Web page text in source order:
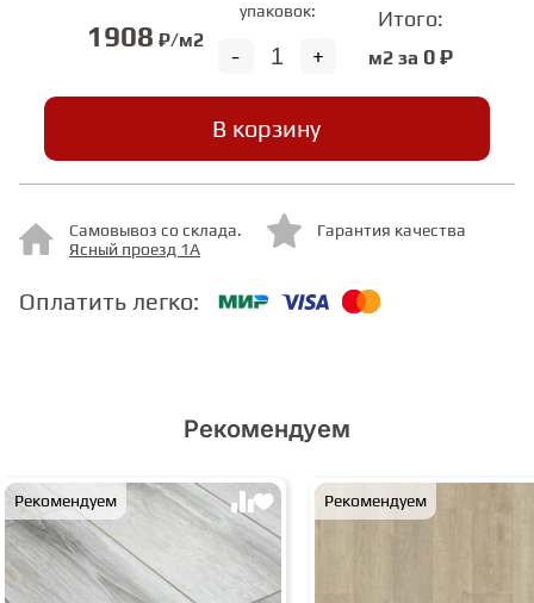
ИНЖЕНЕРНЫЙ МОДУЛЬ
СТУПЕНИ
ЛАМИНАТ MSPC
1908 ₽/м2
упаковок:
+
-
Итого:
м2 за 0 ₽
В корзину
Самовывоз со склада.
Ясный проезд 1А
Гарантия качества
Оплатить легко:
Рекомендуем
Рекомендуем Рекомендуем